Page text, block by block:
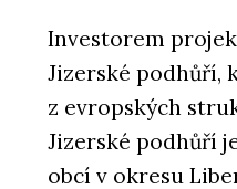
Investorem
Jizerské podhůří,
z evropských
Jizerské podhůří
obcí v okresu